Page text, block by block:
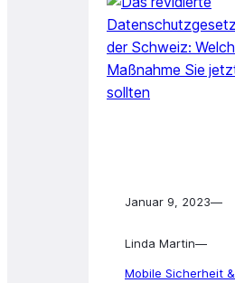
Januar 9, 2023—
Linda Martin—
Mobile Sicherheit &